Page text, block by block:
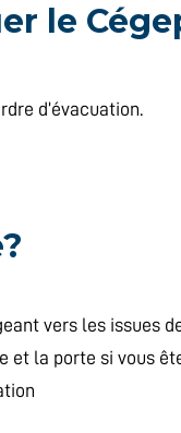
le
d’évacuation.
vers les issues
et la porte si vous